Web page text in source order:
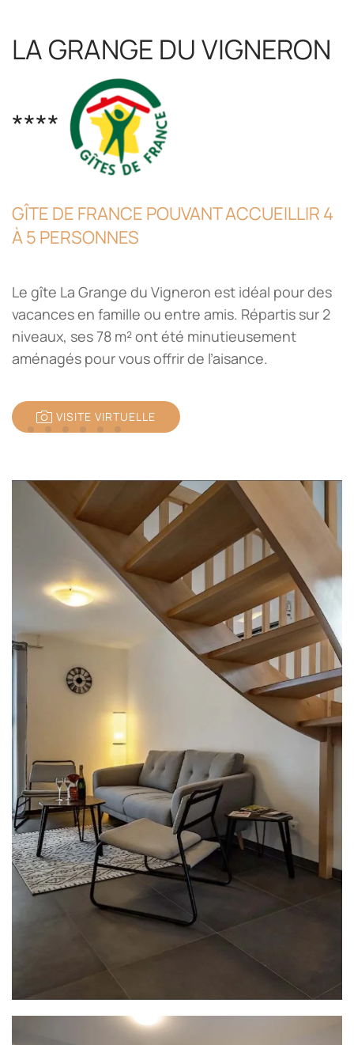
LA GRANGE DU VIGNERON
****
GÎTE DE FRANCE POUVANT ACCUEILLIR 4
À 5 PERSONNES
Le gîte La Grange du Vigneron est idéal pour des
vacances en famille ou entre amis. Répartis sur 2
niveaux, ses 78 m² ont été minutieusement
aménagés pour vous offrir de l’aisance.
VISITE VIRTUELLE